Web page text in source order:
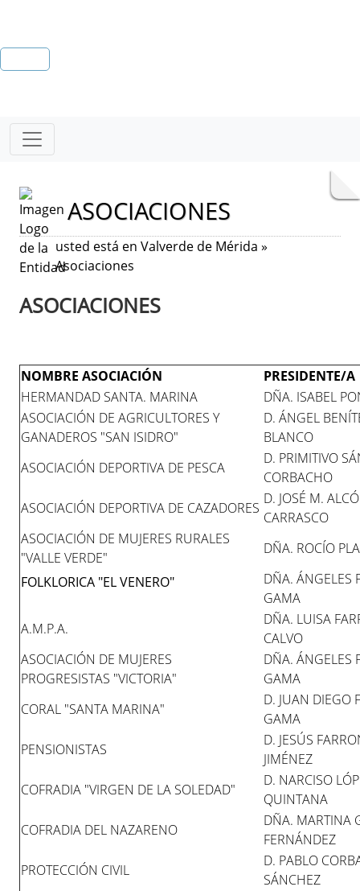
ASOCIACIONES
usted está en Valverde de Mérida »
Asociaciones
ASOCIACIONES
NOMBRE ASOCIACIÓN
PRESIDENTE/A
HERMANDAD SANTA. MARINA
DÑA. ISABEL
ASOCIACIÓN DE AGRICULTORES Y
GANADEROS "SAN ISIDRO"
D. ÁNGEL
BLANCO
ASOCIACIÓN DEPORTIVA DE PESCA
D. PRIMITIVO
CORBACHO
ASOCIACIÓN DEPORTIVA DE CAZADORES
D. JOSÉ M.
CARRASCO
ASOCIACIÓN DE MUJERES RURALES
"VALLE VERDE"
DÑA. ROCÍO
FOLKLORICA "EL VENERO"
DÑA. ÁNGELES
GAMA
A.M.P.A.
DÑA. LUISA
CALVO
ASOCIACIÓN DE MUJERES
PROGRESISTAS "VICTORIA"
DÑA. ÁNGELES
GAMA
CORAL "SANTA MARINA"
D. JUAN DIEGO
GAMA
PENSIONISTAS
D. JESÚS
JIMÉNEZ
COFRADIA "VIRGEN DE LA SOLEDAD"
D. NARCISO
QUINTANA
COFRADIA DEL NAZARENO
DÑA. MARTINA
FERNÁNDEZ
PROTECCIÓN CIVIL
D. PABLO
SÁNCHEZ